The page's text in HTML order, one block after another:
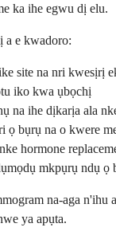
ka ihe egwu dị elu.
a e kwadoro:
site na nri kwesịrị
iko kwa ụbọchị
na ihe dịkarịa ala
ọ bụrụ na o kwere
hormone
mkpụrụ ndụ
na-aga n'ihu
ya apụta.